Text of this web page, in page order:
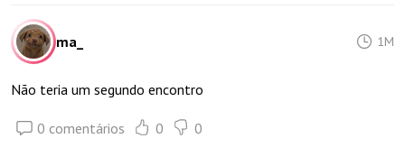
ma_ 1M
Não teria um segundo encontro
0 comentários 0 0